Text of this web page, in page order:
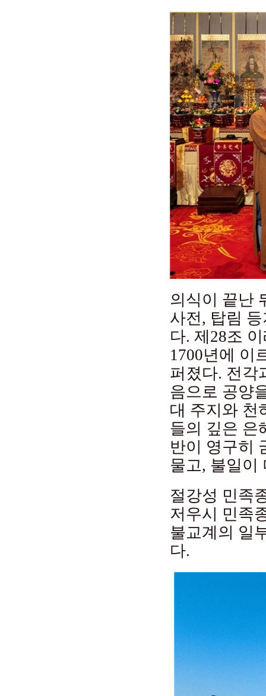
의식이 끝난
사전, 탑림
다. 제28조
1700년에 이
퍼졌다. 전각
음으로 공양
대 주지와 천
들의 깊은 은
반이 영구히
물고, 불일이
절강성 민족
저우시 민족
불교계의 일
다.